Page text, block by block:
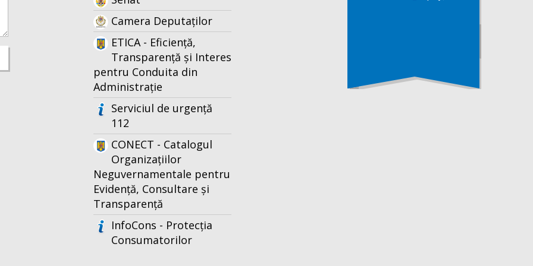
Camera Deputaților
ETICA - Eficiență,
Transparență și Interes
pentru Conduita din
Administrație
Serviciul de urgență
112
CONECT - Catalogul
Organizațiilor
Neguvernamentale pentru
Evidență, Consultare și
Transparență
InfoCons - Protecția
Consumatorilor